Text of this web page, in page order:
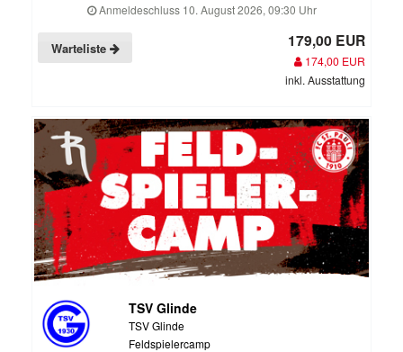
Anmeldeschluss 10. August 2026, 09:30 Uhr
Warteliste 179,00 EUR
174,00 EUR
inkl. Ausstattung
TSV Glinde
TSV Glinde
Feldspielercamp